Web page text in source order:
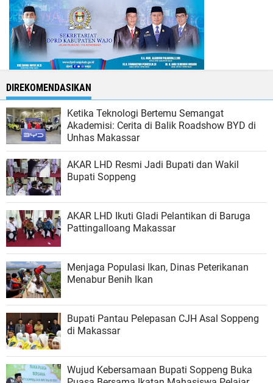
DIREKOMENDASIKAN
Ketika Teknologi Bertemu Semangat
Akademisi: Cerita di Balik Roadshow BYD di
Unhas Makassar
AKAR LHD Resmi Jadi Bupati dan Wakil
Bupati Soppeng
AKAR LHD Ikuti Gladi Pelantikan di Baruga
Pattingalloang Makassar
Menjaga Populasi Ikan, Dinas Peterikanan
Menabur Benih Ikan
Bupati Pantau Pelepasan CJH Asal Soppeng
di Makassar
Wujud Kebersamaan Bupati Soppeng Buka